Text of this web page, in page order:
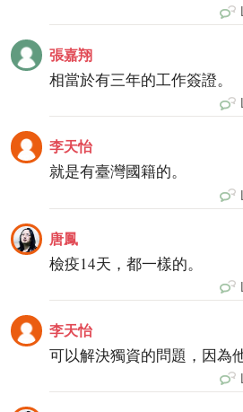
張嘉翔
相當於有三年的工作簽證。
李天怡
就是有臺灣國籍的。
唐鳳
檢疫14天，都一樣的。
李天怡
可以解決獨資的問題，因為